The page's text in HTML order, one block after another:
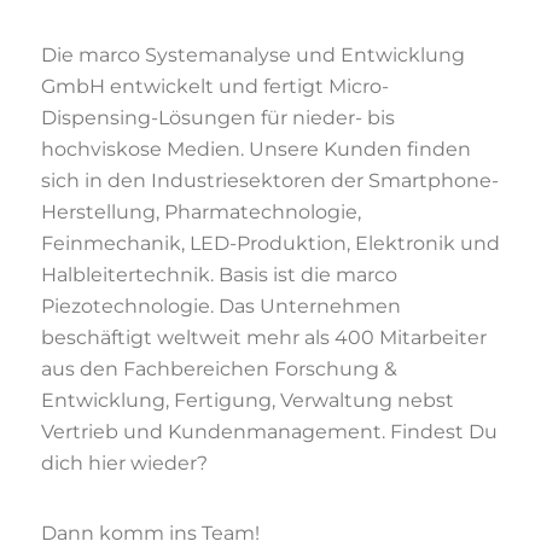
Die marco Systemanalyse und Entwicklung
GmbH entwickelt und fertigt Micro-
Dispensing-Lösungen für nieder- bis
hochviskose Medien. Unsere Kunden finden
sich in den Industriesektoren der Smartphone-
Herstellung, Pharmatechnologie,
Feinmechanik, LED-Produktion, Elektronik und
Halbleitertechnik. Basis ist die marco
Piezotechnologie. Das Unternehmen
beschäftigt weltweit mehr als 400 Mitarbeiter
aus den Fachbereichen Forschung &
Entwicklung, Fertigung, Verwaltung nebst
Vertrieb und Kundenmanagement. Findest Du
dich hier wieder?
Dann komm ins Team!